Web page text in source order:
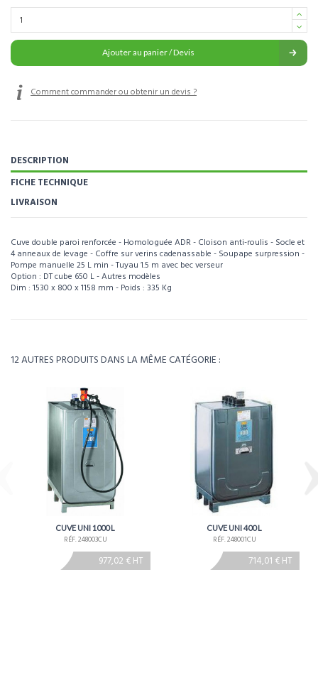
Ajouter au panier / Devis
Comment commander ou obtenir un devis ?
DESCRIPTION
FICHE TECHNIQUE
LIVRAISON
Cuve double paroi renforcée - Homologuée ADR - Cloison anti-roulis - Socle et
4 anneaux de levage - Coffre sur verins cadenassable - Soupape surpression -
Pompe manuelle 25 L min - Tuyau 1.5 m avec bec verseur
Option : DT cube 650 L - Autres modèles
Dim : 1530 x 800 x 1158 mm - Poids : 335 Kg
Environ 4 à 5 semaines - À confirmer lors de la
12 AUTRES PRODUITS DANS LA MÊME CATÉGORIE :
CUVE UNI 1000 L
RÉF. 248003CU
977,02 € HT
CUVE UNI 400 L
RÉF. 248001CU
714,01 € HT